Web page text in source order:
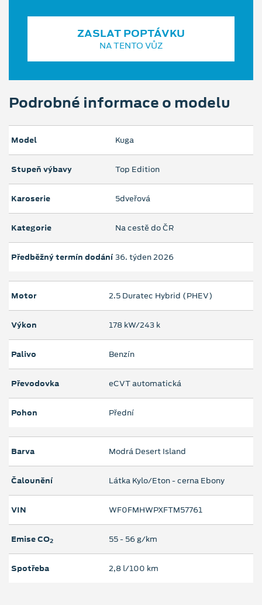
ZASLAT POPTÁVKU
NA TENTO VŮZ
Podrobné informace o modelu
Model Kuga
Stupeň výbavy Top Edition
Karoserie 5dveřová
Kategorie Na cestě do ČR
Předběžný termín dodání 36. týden 2026
Motor 2.5 Duratec Hybrid (PHEV)
Výkon 178 kW/243 k
Palivo Benzín
Převodovka eCVT automatická
Pohon Přední
Barva Modrá Desert Island
Čalounění Látka Kylo/Eton - cerna Ebony
VIN WF0FMHWPXFTM57761
Emise CO2 55 ‐ 56 g/km
Spotřeba 2,8 l/100 km